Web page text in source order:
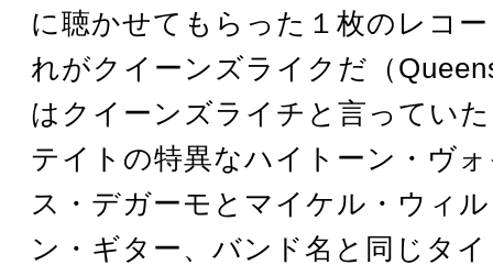
に聴かせてもらった１枚のレコ
れがクイーンズライクだ（
はクイーンズライチと言ってい
テイトの特異なハイトーン・ヴ
ス・デガーモとマイケル・ウィ
ン・ギター、バンド名と同じタ